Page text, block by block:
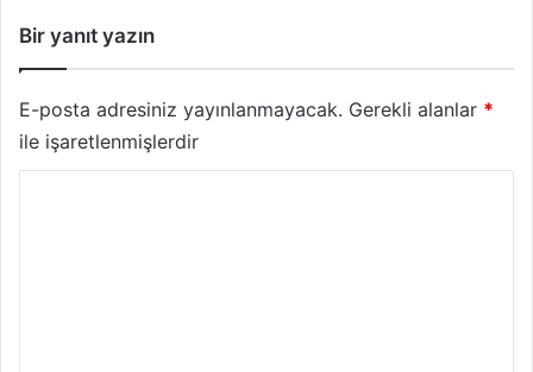
Bir yanıt yazın
E-posta adresiniz yayınlanmayacak. Gerekli alanlar *
ile işaretlenmişlerdir